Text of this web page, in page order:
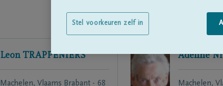
Leon TRAPPENIERS
Machelen, Vlaams Brabant - 68
Adeline
Machelen,
Stel voorkeuren zelf in